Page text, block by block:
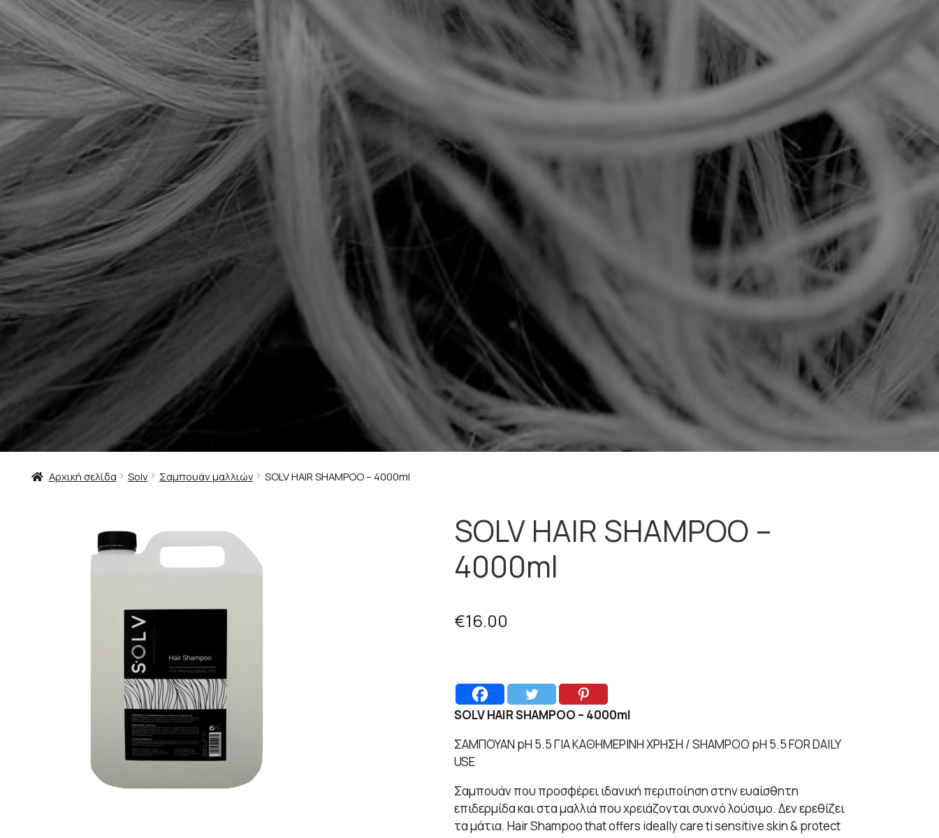
Αρχική σελίδα Solv Σαμπουάν μαλλιών SOLV HAIR SHAMPOO – 4000ml
SOLV HAIR SHAMPOO –
4000ml
€16.00
SOLV HAIR SHAMPOO – 4000ml
ΣΑΜΠΟΥΑΝ pH 5.5 ΓΙΑ ΚΑΘΗΜΕΡΙΝΗ ΧΡΗΣΗ / SHAMPOO pH 5.5 FOR DAILY
USE
Σαμπουάν που προσφέρει ιδανική περιποίηση στην ευαίσθητη
επιδερμίδα και στα μαλλιά που χρειάζονται συχνό λούσιμο. Δεν ερεθίζει
τα μάτια. Hair Shampoo that offers ideally care ti sensitive skin & protect